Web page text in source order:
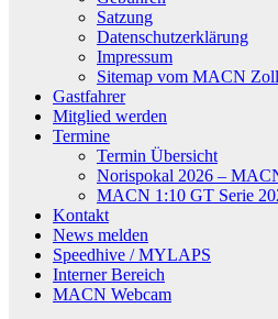
Satzung
Datenschutzerklärung
Impressum
Sitemap vom MACN
Gastfahrer
Mitglied werden
Termine
Termin Übersicht
Norispokal 2026 –
MACN 1:10 GT Serie
Kontakt
News melden
Speedhive / MYLAPS
Interner Bereich
MACN Webcam